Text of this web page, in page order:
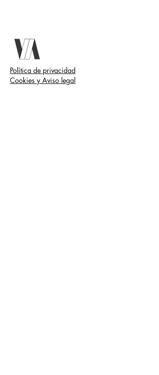
Política de privacidad
Cookies y Aviso legal